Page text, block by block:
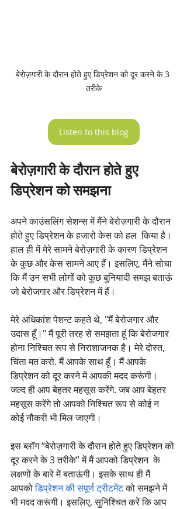
बेरोज़गारी के दौरान होते हुए डिप्रेशन को दूर करने के 3
तरीके
Listen to this blog
बेरोज़गारी के दौरान होते हुए
डिप्रेशन को समझना
अपने काउंसलिंग सेशन्स में मैंने बेरोज़गारी के दौरान
होते हुए डिप्रेशन के हजारो केस को हल  किया है।
हाल ही में मेरे सामने बेरोज़गारी के कारण डिप्रेशन
के कुछ और केस सामने आए हैं। इसलिए, मैंने सोचा
कि मैं उन सभी लोगों को कुछ बुनियादी समझ बताऊं
जो बेरोजगार और डिप्रेशन में हैं।
मेरे अधिकांश पेशन्ट कहते थे, "मैं बेरोजगार और
उदास हूँ।" मैं पूरी तरह से समझता हूं कि बेरोजगार
होना निश्चित रूप से निराशाजनक है। मेरे दोस्त,
चिंता मत करो. मैं आपके साथ हूँ। मैं आपके
डिप्रेशन को दूर करने में आपकी मदद करूंगी।
जल्द ही आप बेहतर महसूस करेंगे. जब आप बेहतर
महसूस करेंगे तो आपको निश्चित रूप से कोई न
कोई नौकरी भी मिल जाएगी।
इस ब्लॉग “बेरोज़गारी के दौरान होते हुए डिप्रेशन को
दूर करने के 3 तरीके” में मैं आपको डिप्रेशन  के
लक्षणों के बारे में बताऊंगी। इसके साथ ही मैं
आपको डिप्रेशन की संपूर्ण ट्रीटमेंट को समझने में
भी मदद करूंगी। इसलिए, सुनिश्चित करें कि आप